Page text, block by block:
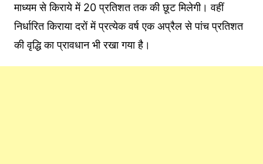
माध्यम से किराये में 20 प्रतिशत तक की छूट मिलेगी। वहीं
निर्धारित किराया दरों में प्रत्येक वर्ष एक अप्रैल से पांच प्रतिशत
की वृद्धि का प्रावधान भी रखा गया है।